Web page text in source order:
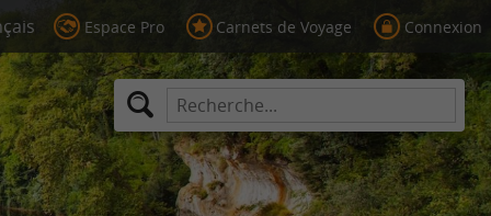
Espace Pro Carnets de Voyage Connexion